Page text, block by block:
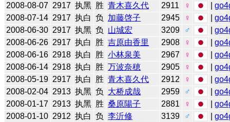
2008-08-07 2917 执黑 胜 青木喜久代 2911 ♀ |
2008-07-14 2917 执白 负 加藤啓子 2945 ♀ |
2008-06-30 2917 执黑 负 山城宏 3209 ♂ |
2008-06-26 2917 执白 胜 吉原由香里 2908 ♀ |
2008-06-16 2918 执白 胜 小林泉美 2967 ♀ |
2008-06-14 2918 执白 胜 万波奈穂 2905 ♀ |
2008-05-19 2917 执白 胜 青木喜久代 2912 ♀ |
2008-02-04 2913 执黑 负 大桥成哉 2959 ♂ |
2008-01-17 2913 执黑 胜 桑原陽子 2881 ♀ |
2008-01-10 2912 执白 负 李沂修 3139 ♂ |